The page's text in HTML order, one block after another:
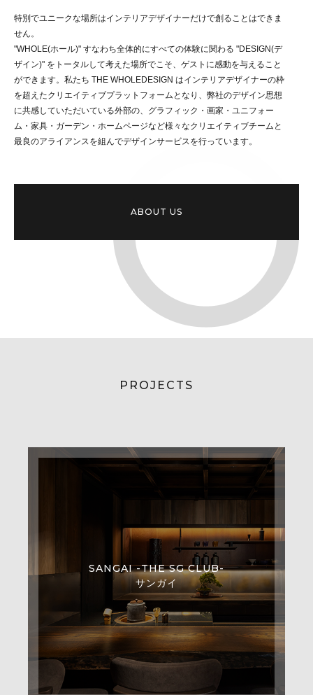
特別でユニークな場所はインテリアデザイナーだけで創ることはできま
せん。
"WHOLE(ホール)" すなわち全体的にすべての体験に関わる "DESIGN(デ
ザイン)" をトータルして考えた場所でこそ、ゲストに感動を与えること
ができます。私たち THE WHOLEDESIGN はインテリアデザイナーの枠
を超えたクリエイティブプラットフォームとなり、弊社のデザイン思想
に共感していただいている外部の、グラフィック・画家・ユニフォー
ム・家具・ガーデン・ホームページなど様々なクリエイティブチームと
最良のアライアンスを組んでデザインサービスを行っています。
ABOUT US
PROJECTS
SANGAI -THE SG CLUB-
サンガイ